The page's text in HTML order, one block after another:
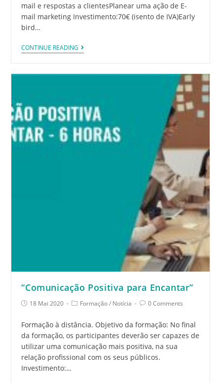
mail e respostas a clientesPlanear uma ação de E-
mail marketing Investimento:70€ (isento de IVA)Early
bird…
CONTINUE READING
“Comunicação Positiva para Encantar”
18 Mai 2020 Formação / Notícia 0 Comments
Formação à distância. Objetivo da formação: No final
da formação, os participantes deverão ser capazes de
utilizar uma comunicação mais positiva, na sua
relação profissional com os seus públicos.
Investimento:…